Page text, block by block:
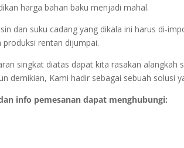
harga bahan baku menjadi mahal.
dan suku cadang yang dikala ini harus di-
produksi rentan dijumpai.
singkat diatas dapat kita rasakan
demikian, Kami hadir sebagai sebuah solusi
info pemesanan dapat menghubungi: